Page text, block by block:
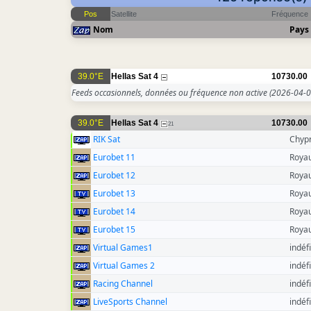
Pos Satellite Fréquence
Nom Pays
39.0°E Hellas Sat 4 10730.00
Feeds occasionnels, données ou fréquence non active(2026-04-
39.0°E Hellas Sat 4 21 10730.00
RIK Sat
Eurobet 11
Eurobet 12
Eurobet 13
Eurobet 14
Eurobet 15
Virtual Games1
Virtual Games 2
Racing Channel
LiveSports Channel